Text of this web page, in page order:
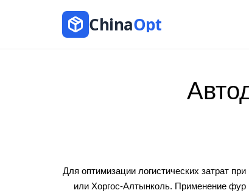
ChinaOpt
Для оптимизации логистических затрат
или Хоргос-Алтынколь. Применение фур